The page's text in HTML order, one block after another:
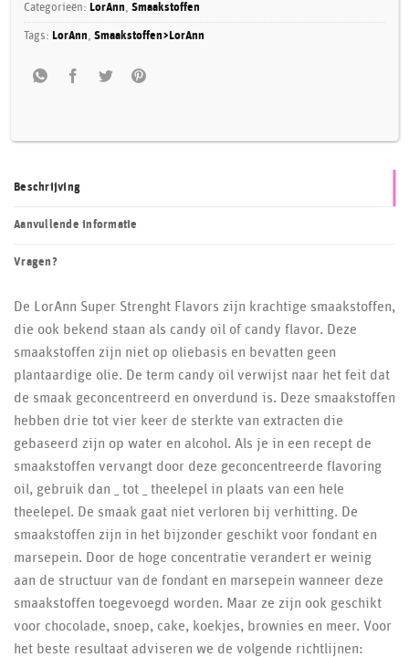
Categorieën: LorAnn,Smaakstoffen
Tags: LorAnn,Smaakstoffen>LorAnn
Beschrijving
Aanvullende informatie
Vragen?
De LorAnn Super Strenght Flavors zijn krachtige smaakstoffen,
die ook bekend staan als candy oil of candy flavor. Deze
smaakstoffen zijn niet op oliebasis en bevatten geen
plantaardige olie. De term candy oil verwijst naar het feit dat
de smaak geconcentreerd en onverdund is. Deze smaakstoffen
hebben drie tot vier keer de sterkte van extracten die
gebaseerd zijn op water en alcohol. Als je in een recept de
smaakstoffen vervangt door deze geconcentreerde flavoring
oil, gebruik dan _ tot _ theelepel in plaats van een hele
theelepel. De smaak gaat niet verloren bij verhitting. De
smaakstoffen zijn in het bijzonder geschikt voor fondant en
marsepein. Door de hoge concentratie verandert er weinig
aan de structuur van de fondant en marsepein wanneer deze
smaakstoffen toegevoegd worden. Maar ze zijn ook geschikt
voor chocolade, snoep, cake, koekjes, brownies en meer. Voor
het beste resultaat adviseren we de volgende richtlijnen: